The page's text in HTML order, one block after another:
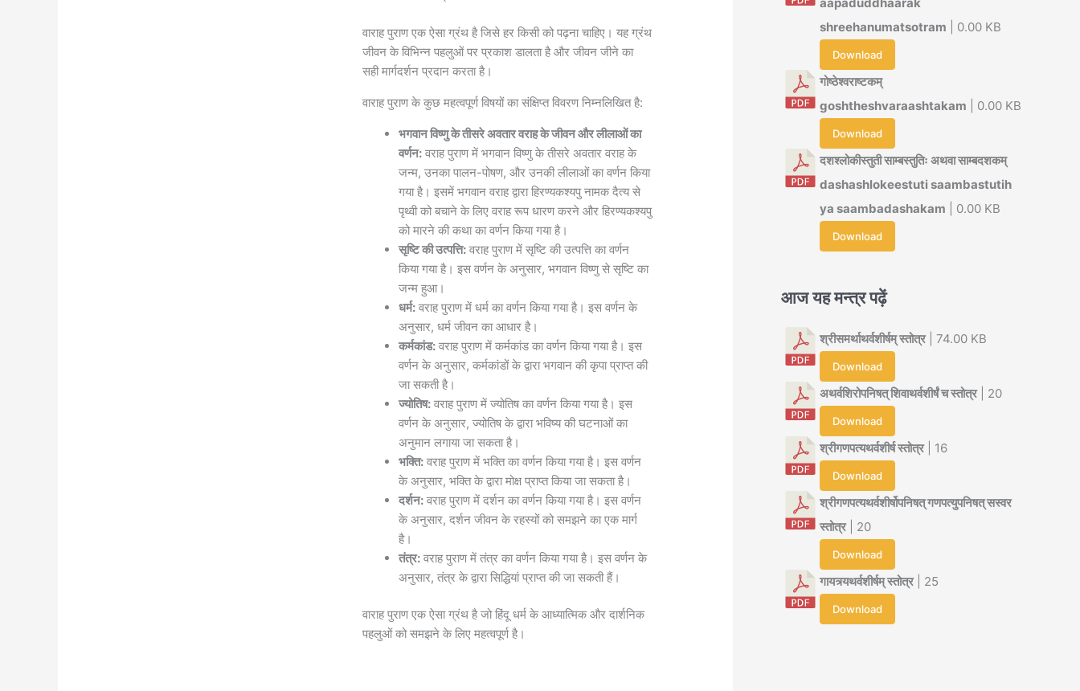
वाराह पुराण एक ऐसा ग्रंथ है जिसे हर किसी को पढ़ना चाहिए। यह ग्रंथ
जीवन के विभिन्न पहलुओं पर प्रकाश डालता है और जीवन जीने का
सही मार्गदर्शन प्रदान करता है।
वाराह पुराण के कुछ महत्वपूर्ण विषयों का संक्षिप्त विवरण निम्नलिखित है:
भगवान विष्णु के तीसरे अवतार वराह के जीवन और लीलाओं का
वर्णन: वराह पुराण में भगवान विष्णु के तीसरे अवतार वराह के
जन्म, उनका पालन-पोषण, और उनकी लीलाओं का वर्णन किया
गया है। इसमें भगवान वराह द्वारा हिरण्यकश्यपु नामक दैत्य से
पृथ्वी को बचाने के लिए वराह रूप धारण करने और हिरण्यकश्यपु
को मारने की कथा का वर्णन किया गया है।
सृष्टि की उत्पत्ति: वराह पुराण में सृष्टि की उत्पत्ति का वर्णन
किया गया है। इस वर्णन के अनुसार, भगवान विष्णु से सृष्टि का
जन्म हुआ।
धर्म: वराह पुराण में धर्म का वर्णन किया गया है। इस वर्णन के
अनुसार, धर्म जीवन का आधार है।
कर्मकांड: वराह पुराण में कर्मकांड का वर्णन किया गया है। इस
वर्णन के अनुसार, कर्मकांडों के द्वारा भगवान की कृपा प्राप्त की
जा सकती है।
ज्योतिष: वराह पुराण में ज्योतिष का वर्णन किया गया है। इस
वर्णन के अनुसार, ज्योतिष के द्वारा भविष्य की घटनाओं का
अनुमान लगाया जा सकता है।
भक्ति: वराह पुराण में भक्ति का वर्णन किया गया है। इस वर्णन
के अनुसार, भक्ति के द्वारा मोक्ष प्राप्त किया जा सकता है।
दर्शन: वराह पुराण में दर्शन का वर्णन किया गया है। इस वर्णन
के अनुसार, दर्शन जीवन के रहस्यों को समझने का एक मार्ग
है।
तंत्र: वराह पुराण में तंत्र का वर्णन किया गया है। इस वर्णन के
अनुसार, तंत्र के द्वारा सिद्धियां प्राप्त की जा सकती हैं।
वाराह पुराण एक ऐसा ग्रंथ है जो हिंदू धर्म के आध्यात्मिक और दार्शनिक
पहलुओं को समझने के लिए महत्वपूर्ण है।
shreehanumatsotram | 0.00 KB
Download
गोष्ठेश्वराष्टकम्
goshtheshvaraashtakam | 0.00 KB
Download
दशश्लोकीस्तुती साम्बस्तुतिः अथवा साम्बदशकम्
dashashlokeestuti saambastutih
ya saambadashakam | 0.00 KB
Download
आज यह मन्त्र पढ़ें
श्रीसमर्थाथर्वशीर्षम् स्तोत्र| 74.00 KB
Download
अथर्वशिरोपनिषत् शिवाथर्वशीर्षं च स्तोत्र| 20
Download
श्रीगणपत्यथर्वशीर्ष स्तोत्र| 16
Download
श्रीगणपत्यथर्वशीर्षोपनिषत् गणपत्युपनिषत् सस्वर
स्तोत्र| 20
Download
गायत्र्यथर्वशीर्षम् स्तोत्र| 25
Download